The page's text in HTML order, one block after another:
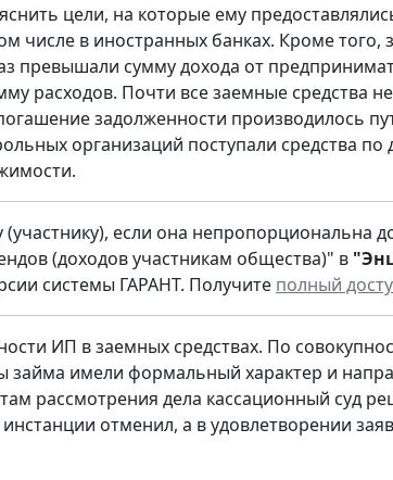
цели, на которые ему
числе в иностранных банках. Кроме того,
превышали сумму дохода от
расходов. Почти все заемные средства
задолженности производилось
организаций поступали средства
если она непропорциональна
(доходов участникам общества)" в
системы ГАРАНТ. Получите полный
ИП в заемных средствах. По
займа имели формальный характер и
рассмотрения дела кассационный суд
отменил, а в удовлетворении